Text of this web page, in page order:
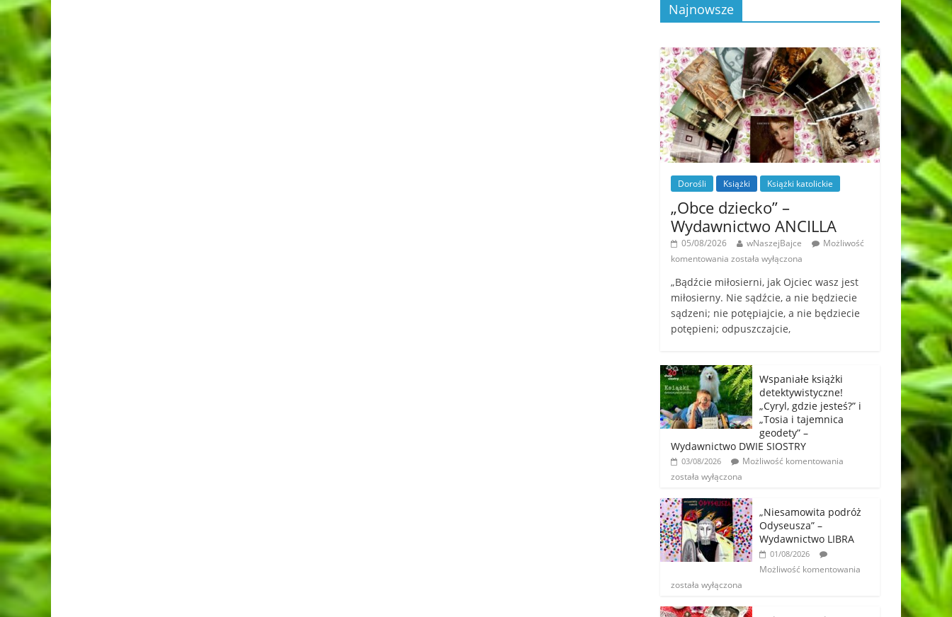
Najnowsze
Dorośli Książki Książki katolickie
„Obce dziecko” –
Wydawnictwo ANCILLA
05/08/2026 wNaszejBajce
Możliwość
komentowania została wyłączona
„Bądźcie miłosierni, jak Ojciec wasz jest
miłosierny. Nie sądźcie, a nie będziecie
sądzeni; nie potępiajcie, a nie będziecie
potępieni; odpuszczajcie,
Wspaniałe książki
detektywistyczne!
„Cyryl, gdzie jesteś?” i
„Tosia i tajemnica
geodety” –
Wydawnictwo DWIE SIOSTRY
03/08/2026
Możliwość komentowania
została wyłączona
„Niesamowita podróż
Odyseusza” –
Wydawnictwo LIBRA
01/08/2026
Możliwość komentowania
została wyłączona